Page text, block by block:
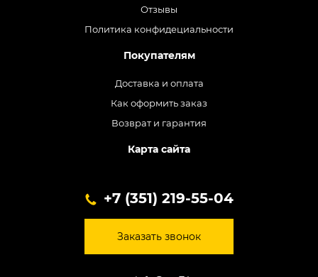
Отзывы
Политика конфидециальности
Покупателям
Доставка и оплата
Как оформить заказ
Возврат и гарантия
Карта сайта
+7 (351) 219-55-04
Заказать звонок